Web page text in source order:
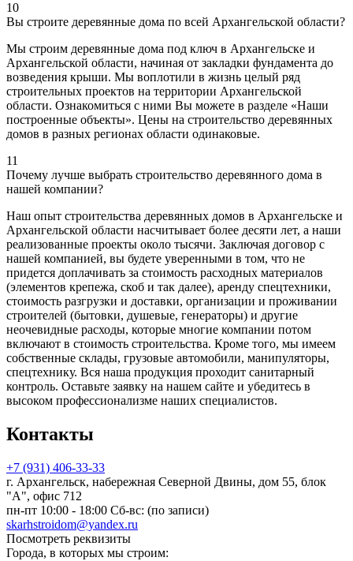
10
Вы строите деревянные дома по всей Архангельской области?
Мы строим деревянные дома под ключ в Архангельске и
Архангельской области, начиная от закладки фундамента до
возведения крыши. Мы воплотили в жизнь целый ряд
строительных проектов на территории Архангельской
области. Ознакомиться с ними Вы можете в разделе «Наши
построенные объекты». Цены на строительство деревянных
домов в разных регионах области одинаковые.
11
Почему лучше выбрать строительство деревянного дома в
нашей компании?
Наш опыт строительства деревянных домов в Архангельске и
Архангельской области насчитывает более десяти лет, а наши
реализованные проекты около тысячи. Заключая договор с
нашей компанией, вы будете уверенными в том, что не
придется доплачивать за стоимость расходных материалов
(элементов крепежа, скоб и так далее), аренду спецтехники,
стоимость разгрузки и доставки, организации и проживании
строителей (бытовки, душевые, генераторы) и другие
неочевидные расходы, которые многие компании потом
включают в стоимость строительства. Кроме того, мы имеем
собственные склады, грузовые автомобили, манипуляторы,
спецтехнику. Вся наша продукция проходит санитарный
контроль. Оставьте заявку на нашем сайте и убедитесь в
высоком профессионализме наших специалистов.
Контакты
+7 (931) 406-33-33
г. Архангельск, набережная Северной Двины, дом 55, блок
"А", офис 712
пн-пт 10:00 - 18:00 Сб-вс: (по записи)
skarhstroidom@yandex.ru
Посмотреть реквизиты
Города, в которых мы строим: